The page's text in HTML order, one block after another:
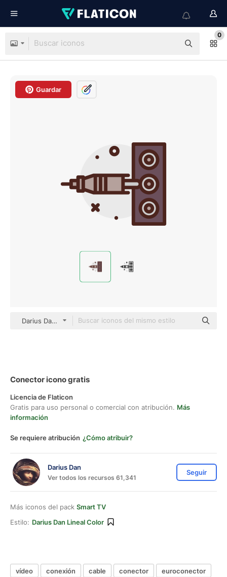
0
Guardar
Darius Dan Lineal Color
Conector icono gratis
Licencia de Flaticon
Gratis para uso personal o comercial con atribución. Más
información
Se requiere atribución ¿Cómo atribuir?
Darius Dan
Ver todos los recursos 61,341
Seguir
Más iconos del pack Smart TV
Estilo: Darius Dan Lineal Color
vídeo conexión cable conector euroconector